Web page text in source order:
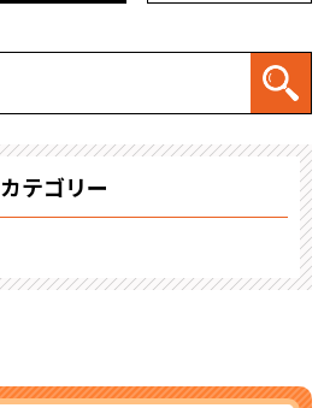
カテゴリー